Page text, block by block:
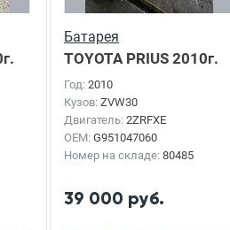
Батарея
TOYOTA PRIUS 2010г.
Год: 2010
Кузов: ZVW30
Двигатель: 2ZRFXE
OEM: G951047060
Номер на складе: 80485
39 000 руб.